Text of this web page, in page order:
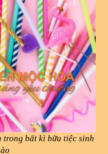
trong bất kì bữa tiệc sinh